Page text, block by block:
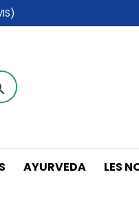
AYURVEDA LES